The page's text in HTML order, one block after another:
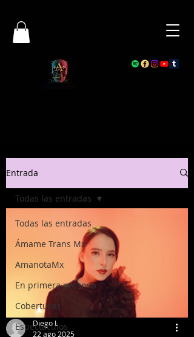
Entrada
Todas las entradas
Ámame Trans Mx
AmanotaMx
En primera persona
Coberturas
Espectáculos
Todas las entradas
Diego L
22 ago 2025